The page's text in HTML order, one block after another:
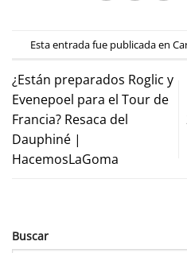
Esta entrada fue publicada en
¿Están preparados Roglic y
Evenepoel para el Tour de
Francia? Resaca del
Dauphiné |
HacemosLaGoma
Buscar